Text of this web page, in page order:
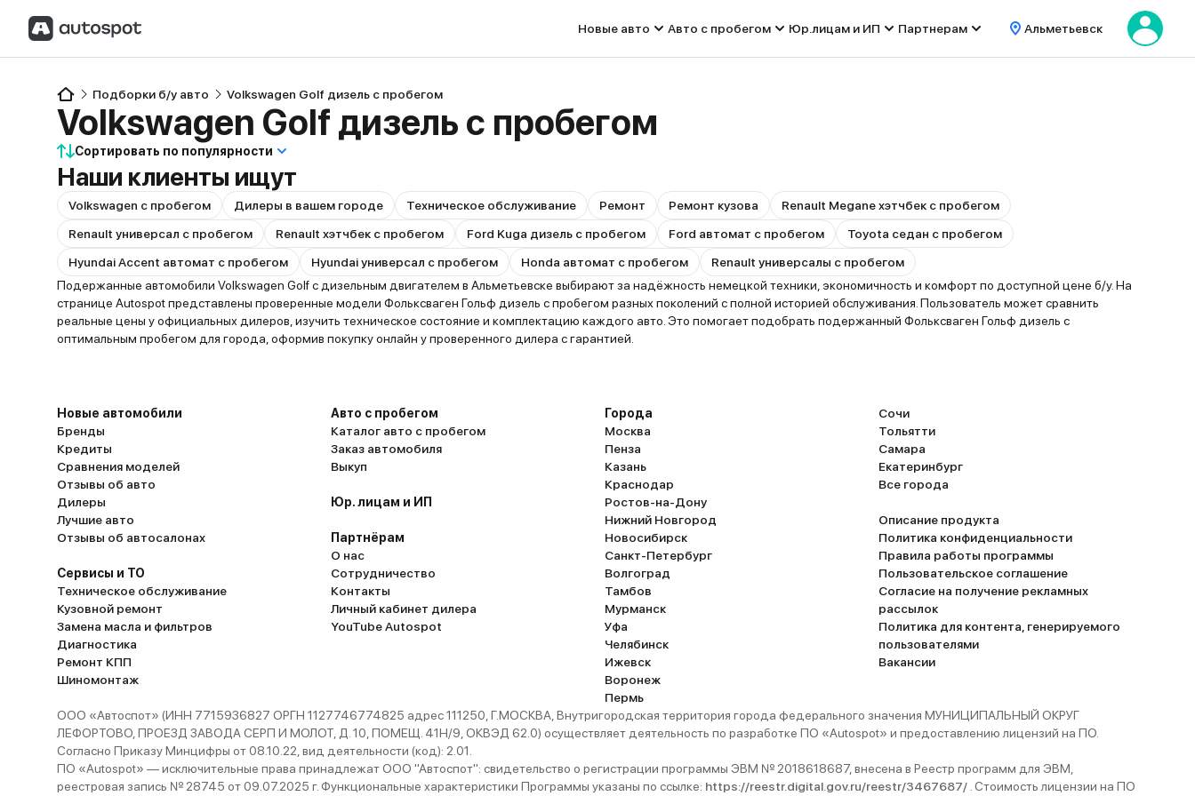
Новые авто Авто с пробегом Юр.лицам и ИП Партнерам Альметьевск
Подборки б/у авто Volkswagen Golf дизель с пробегом
Volkswagen Golf дизель с пробегом
Сортировать по популярности
Наши клиенты ищут
Volkswagen с пробегом Дилеры в вашем городе Техническое обслуживание Ремонт Ремонт кузова
Renault Megane хэтчбек с пробегом
Renault универсал с пробегом
Renault хэтчбек с пробегом Ford Kuga дизель с пробегом Ford автомат с пробегом
Toyota седан с пробегом
Hyundai Accent автомат с пробегом
Hyundai универсал с пробегом Honda автомат с пробегом
Renault универсалы с пробегом
Подержанные автомобили Volkswagen Golf с дизельным двигателем в Альметьевске выбирают за надёжность немецкой техники, экономичность и комфорт по доступной цене б/у. На
странице Autospot представлены проверенные модели Фольксваген Гольф дизель с пробегом разных поколений с полной историей обслуживания. Пользователь может сравнить
реальные цены у официальных дилеров, изучить техническое состояние и комплектацию каждого авто. Это помогает подобрать подержанный Фольксваген Гольф дизель с
оптимальным пробегом для города, оформив покупку онлайн у проверенного дилера с гарантией.
Новые автомобили
Бренды
Кредиты
Сравнения моделей
Отзывы об авто
Дилеры
Лучшие авто
Отзывы об автосалонах
Сервисы и ТО
Техническое обслуживание
Кузовной ремонт
Замена масла и фильтров
Диагностика
Ремонт КПП
Шиномонтаж
Авто с пробегом
Каталог авто с пробегом
Заказ автомобиля
Выкуп
Юр. лицам и ИП
Партнёрам
О нас
Сотрудничество
Контакты
Личный кабинет дилера
YouTube Autospot
Города
Москва
Пенза
Казань
Краснодар
Ростов-на-Дону
Нижний Новгород
Новосибирск
Санкт-Петербург
Волгоград
Тамбов
Мурманск
Уфа
Челябинск
Ижевск
Воронеж
Пермь
Сочи
Тольятти
Самара
Екатеринбург
Все города
Описание продукта
Политика конфиденциальности
Правила работы программы
Пользовательское соглашение
Согласие на получение рекламных
рассылок
Политика для контента, генерируемого
пользователями
Вакансии
ООО «Автоспот» (ИНН 7715936827 ОРГН 1127746774825 адрес 111250, Г.МОСКВА, Внутригородская территория города федерального значения МУНИЦИПАЛЬНЫЙ ОКРУГ
ЛЕФОРТОВО, ПРОЕЗД ЗАВОДА СЕРП И МОЛОТ, Д. 10, ПОМЕЩ. 41Н/9, ОКВЭД 62.0) осуществляет деятельность по разработке ПО «Autospot» и предоставлению лицензий на ПО.
Согласно Приказу Минцифры от 08.10.22, вид деятельности (код): 2.01.
ПО «Autospot» — исключительные права принадлежат ООО "Автоспот": свидетельство о регистрации программы ЭВМ № 2018618687, внесена в Реестр программ для ЭВМ,
реестровая запись № 28745 от 09.07.2025 г. Функциональные характеристики Программы указаны по ссылке: https://reestr.digital.gov.ru/reestr/3467687/ . Стоимость лицензии на ПО